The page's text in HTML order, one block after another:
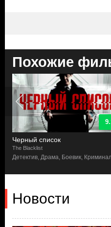
Похожие
Черный список
The Blacklist
Детектив, Драма, Боевик, Криминал
Новости